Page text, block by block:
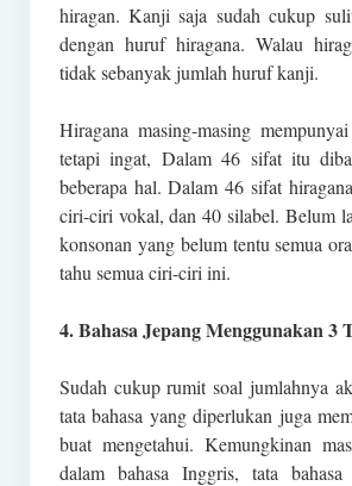
hiragan. Kanji saja sudah cukup
dengan huruf hiragana. Walau
tidak sebanyak jumlah huruf kanji.
Hiragana masing-masing
tetapi ingat, Dalam 46 sifat itu
beberapa hal. Dalam 46 sifat
ciri-ciri vokal, dan 40 silabel. Belum
konsonan yang belum tentu semua
tahu semua ciri-ciri ini.
4. Bahasa Jepang Menggunakan 3
Sudah cukup rumit soal jumlahnya
tata bahasa yang diperlukan juga
buat mengetahui. Kemungkinan
dalam bahasa Inggris, tata bahasa